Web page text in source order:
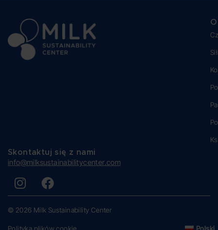
Skontaktuj się z nami
info@milksustainabilitycenter.com
© 2026 Milk Sustainability Center
Polityka plików cookie Polski